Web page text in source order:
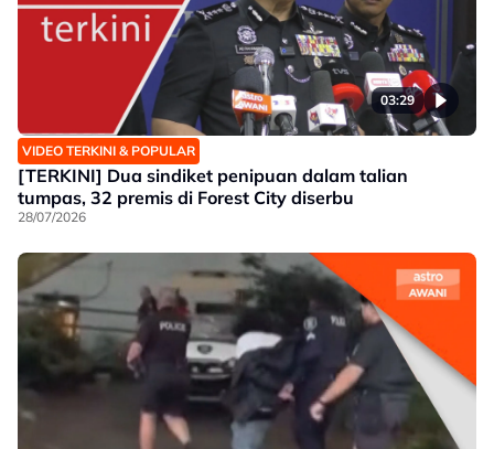
03:29
VIDEO TERKINI & POPULAR
[TERKINI] Dua sindiket penipuan dalam talian
tumpas, 32 premis di Forest City diserbu
28/07/2026